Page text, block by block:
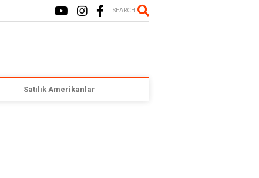
SEARCH
Satılık Amerikanlar